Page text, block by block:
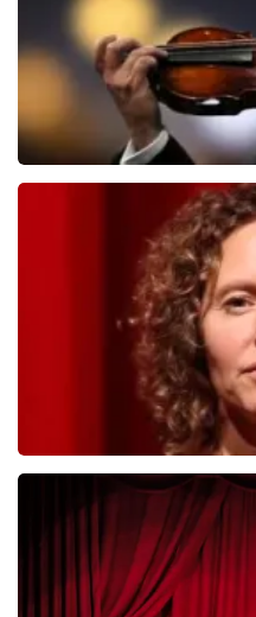
Andre Rieu
laatste 30 minuten
BESTEL NU
Esther van der Voort
laatste 30 minuten
BESTEL NU